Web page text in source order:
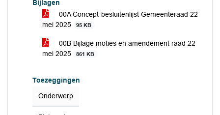
Bijlagen
00A Concept-besluitenlijst Gemeenteraad 22
mei 2025
95 KB
00B Bijlage moties en amendement raad 22
mei 2025
861 KB
Toezeggingen
Onderwerp